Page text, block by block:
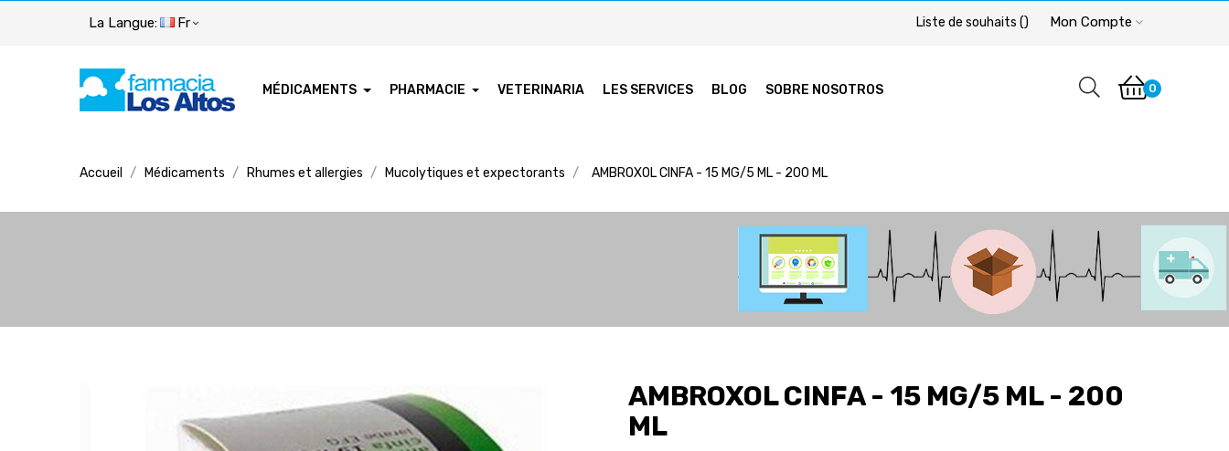
La Langue: Fr Mon Compte
Liste de souhaits ()
MÉDICAMENTS PHARMACIE VETERINARIA LES SERVICES BLOG SOBRE NOSOTROS 0
Accueil Médicaments Rhumes et allergies Mucolytiques et expectorants AMBROXOL CINFA - 15 MG/5 ML - 200 ML
AMBROXOL CINFA - 15 MG/5 ML - 200
ML